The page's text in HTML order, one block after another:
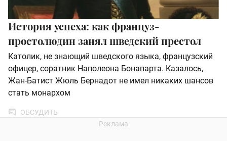
История успеха: как француз-
простолюдин занял шведский престол
Католик, не знающий шведского языка, французский
офицер, соратник Наполеона Бонапарта. Казалось,
Жан-Батист Жюль Бернадот не имел никаких шансов
стать монархом
ОБСУДИТЬ